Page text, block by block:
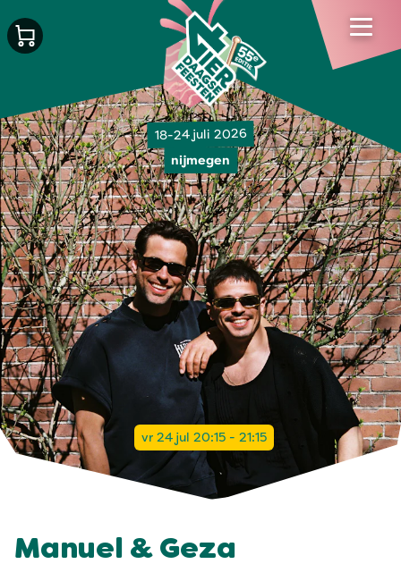
18-24 juli 2026
nijmegen
vr 24 jul 20:15 - 21:15
Manuel & Geza